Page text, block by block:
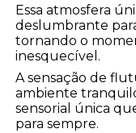
Essa atmosfera
deslumbrante
tornando o
inesquecível.
A sensação de
ambiente
sensorial única
para sempre.